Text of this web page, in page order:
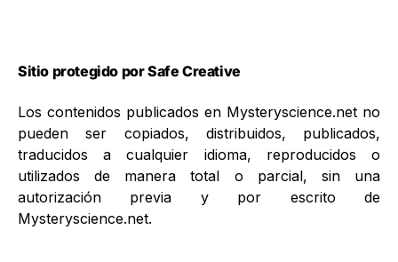
Sitio protegido por Safe Creative
Los contenidos publicados en Mysteryscience.net no
pueden ser copiados, distribuidos, publicados,
traducidos a cualquier idioma, reproducidos o
utilizados de manera total o parcial, sin una
autorización previa y por escrito de
Mysteryscience.net.